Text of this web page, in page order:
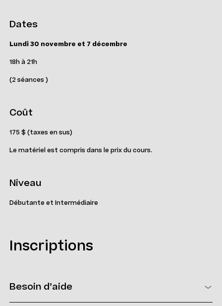
Dates
Lundi 30 novembre et 7 décembre
18h à 21h
(2 séances )
Coût
175 $ (taxes en sus)
Le matériel est compris dans le prix du cours.
Niveau
Débutante et Intermédiaire
Inscriptions
Besoin d’aide